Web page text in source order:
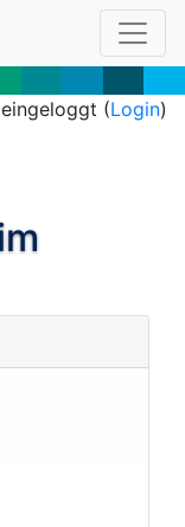
(Login)